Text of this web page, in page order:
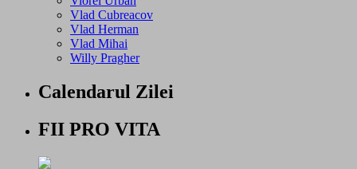
Vlad Cubreacov
Vlad Herman
Vlad Mihai
Willy Pragher
Calendarul Zilei
FII PRO VITA